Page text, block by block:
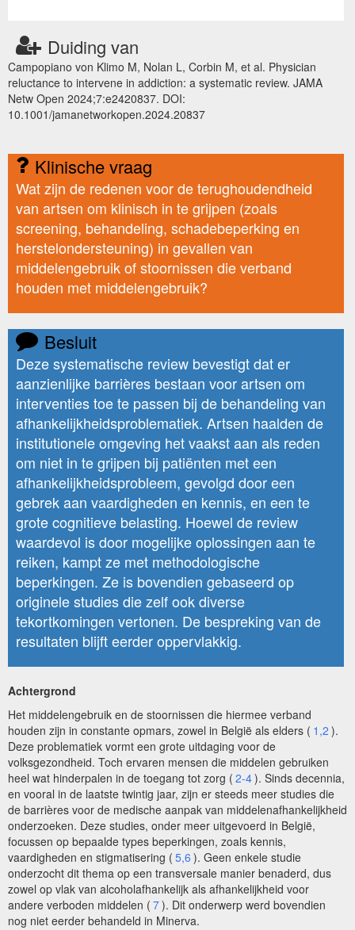
Duiding van
Campopiano von Klimo M, Nolan L, Corbin M, et al. Physician
reluctance to intervene in addiction: a systematic review. JAMA
Netw Open 2024;7:e2420837. DOI:
10.1001/jamanetworkopen.2024.20837
Klinische vraag
Wat zijn de redenen voor de terughoudendheid
van artsen om klinisch in te grijpen (zoals
screening, behandeling, schadebeperking en
herstelondersteuning) in gevallen van
middelengebruik of stoornissen die verband
houden met middelengebruik?
Besluit
Deze systematische review bevestigt dat er
aanzienlijke barrières bestaan voor artsen om
interventies toe te passen bij de behandeling van
afhankelijkheidsproblematiek. Artsen haalden de
institutionele omgeving het vaakst aan als reden
om niet in te grijpen bij patiënten met een
afhankelijkheidsprobleem, gevolgd door een
gebrek aan vaardigheden en kennis, en een te
grote cognitieve belasting. Hoewel de review
waardevol is door mogelijke oplossingen aan te
reiken, kampt ze met methodologische
beperkingen. Ze is bovendien gebaseerd op
originele studies die zelf ook diverse
tekortkomingen vertonen. De bespreking van de
resultaten blijft eerder oppervlakkig.
Achtergrond
Het middelengebruik en de stoornissen die hiermee verband
houden zijn in constante opmars, zowel in België als elders ( 1,2 ).
Deze problematiek vormt een grote uitdaging voor de
volksgezondheid. Toch ervaren mensen die middelen gebruiken
heel wat hinderpalen in de toegang tot zorg ( 2-4). Sinds decennia,
en vooral in de laatste twintig jaar, zijn er steeds meer studies die
de barrières voor de medische aanpak van middelenafhankelijkheid
onderzoeken. Deze studies, onder meer uitgevoerd in België,
focussen op bepaalde types beperkingen, zoals kennis,
vaardigheden en stigmatisering ( 5,6 ). Geen enkele studie
onderzocht dit thema op een transversale manier benaderd, dus
zowel op vlak van alcoholafhankelijk als afhankelijkheid voor
andere verboden middelen ( 7). Dit onderwerp werd bovendien
nog niet eerder behandeld in Minerva.